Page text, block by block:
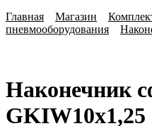
Главная Магазин
пневмооборудования
Наконечник
GKIW10x1,25